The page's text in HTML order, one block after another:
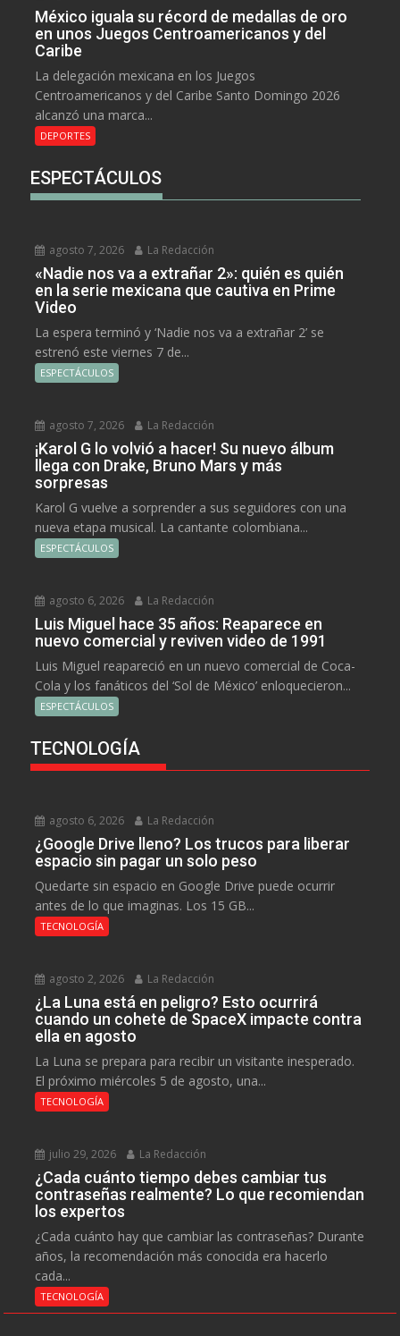
México iguala su récord de medallas de oro
en unos Juegos Centroamericanos y del
Caribe
La delegación mexicana en los Juegos
Centroamericanos y del Caribe Santo Domingo 2026
alcanzó una marca...
DEPORTES
ESPECTÁCULOS
agosto 7, 2026 La Redacción
«Nadie nos va a extrañar 2»: quién es quién
en la serie mexicana que cautiva en Prime
Video
La espera terminó y ‘Nadie nos va a extrañar 2’ se
estrenó este viernes 7 de...
ESPECTÁCULOS
agosto 7, 2026 La Redacción
¡Karol G lo volvió a hacer! Su nuevo álbum
llega con Drake, Bruno Mars y más
sorpresas
Karol G vuelve a sorprender a sus seguidores con una
nueva etapa musical. La cantante colombiana...
ESPECTÁCULOS
agosto 6, 2026 La Redacción
Luis Miguel hace 35 años: Reaparece en
nuevo comercial y reviven video de 1991
Luis Miguel reapareció en un nuevo comercial de Coca-
Cola y los fanáticos del ‘Sol de México’ enloquecieron...
ESPECTÁCULOS
TECNOLOGÍA
agosto 6, 2026 La Redacción
¿Google Drive lleno? Los trucos para liberar
espacio sin pagar un solo peso
Quedarte sin espacio en Google Drive puede ocurrir
antes de lo que imaginas. Los 15 GB...
TECNOLOGÍA
agosto 2, 2026 La Redacción
¿La Luna está en peligro? Esto ocurrirá
cuando un cohete de SpaceX impacte contra
ella en agosto
La Luna se prepara para recibir un visitante inesperado.
El próximo miércoles 5 de agosto, una...
TECNOLOGÍA
julio 29, 2026 La Redacción
¿Cada cuánto tiempo debes cambiar tus
contraseñas realmente? Lo que recomiendan
los expertos
¿Cada cuánto hay que cambiar las contraseñas? Durante
años, la recomendación más conocida era hacerlo
cada...
TECNOLOGÍA